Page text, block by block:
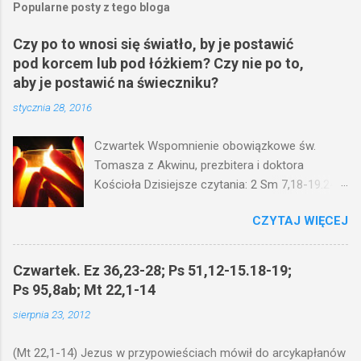
Popularne posty z tego bloga
Czy po to wnosi się światło, by je postawić
pod korcem lub pod łóżkiem? Czy nie po to,
aby je postawić na świeczniku?
stycznia 28, 2016
Czwartek Wspomnienie obowiązkowe św.
Tomasza z Akwinu, prezbitera i doktora
Kościoła Dzisiejsze czytania: 2 Sm 7,18-19.24-
(Mk 4,21-25) Jezus mówił ludowi: Czy po to
wnosi się światło, by je postawić pod korcem
na świeczniku? Nie ma bowiem nic ukrytego, co
by nie miało wyjść na jaw. Kto ma uszy do
CZYTAJ WIĘCEJ
Czwartek. Ez 36,23-28; Ps 51,12-15.18-19;
Ps 95,8ab; Mt 22,1-14
sierpnia 23, 2012
(Mt 22,1-14) Jezus w przypowieściach mówił do arcykapłanów